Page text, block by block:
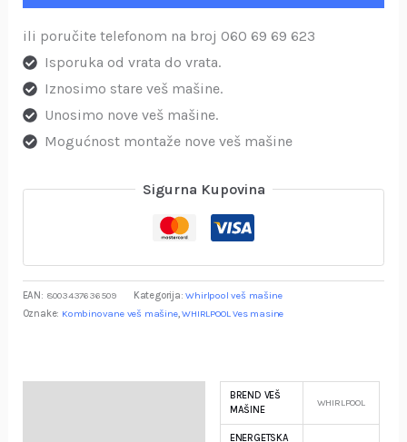
ili poručite telefonom na broj 060 69 69 623
Isporuka od vrata do vrata.
Iznosimo stare veš mašine.
Unosimo nove veš mašine.
Mogućnost montaže nove veš mašine
Sigurna Kupovina
EAN: 8003437636509 Kategorija:Whirlpool veš mašine
Oznake: Kombinovane veš mašine,WHIRLPOOL Ves masine
BREND VEŠ
MAŠINE
WHIRLPOOL
ENERGETSKA